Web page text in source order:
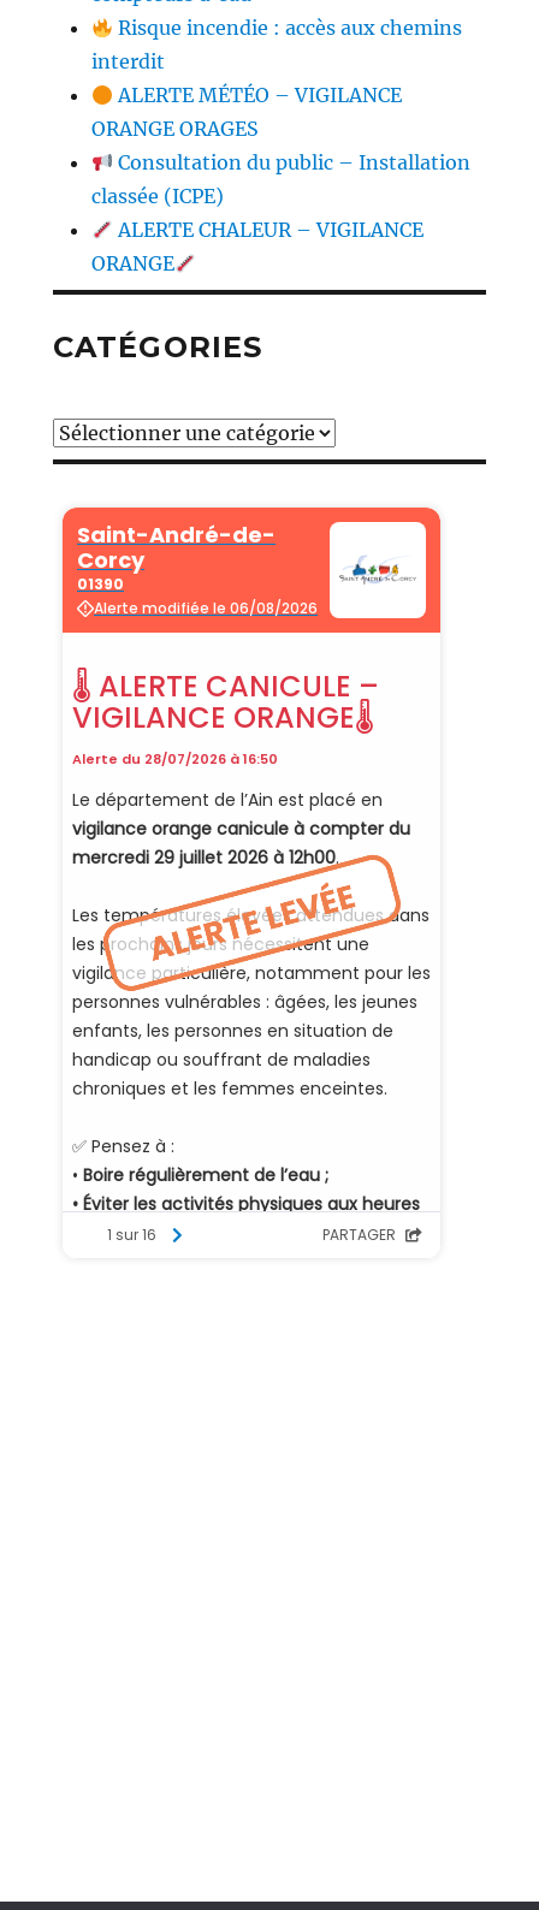
Risque incendie : accès aux chemins
interdit
ALERTE MÉTÉO – VIGILANCE
ORANGE ORAGES
Consultation du public – Installation
classée (ICPE)
ALERTE CHALEUR – VIGILANCE
ORANGE
CATÉGORIES
Catégories